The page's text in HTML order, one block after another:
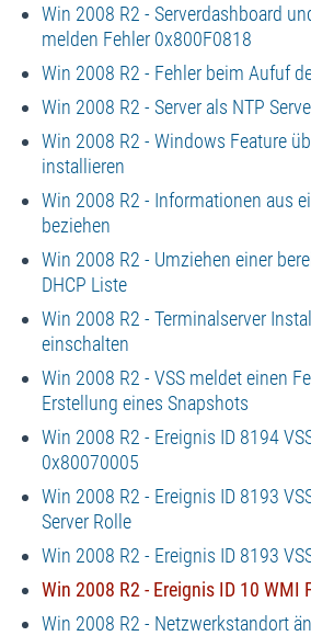
Win 2008 R2 - Serverdashboard
melden Fehler 0x800F0818
Win 2008 R2 - Fehler beim Aufuf
Win 2008 R2 - Server als NTP
Win 2008 R2 - Windows Feature
installieren
Win 2008 R2 - Informationen aus
beziehen
Win 2008 R2 - Umziehen einer
DHCP Liste
Win 2008 R2 - Terminalserver
einschalten
Win 2008 R2 - VSS meldet einen
Erstellung eines Snapshots
Win 2008 R2 - Ereignis ID 8194
0x80070005
Win 2008 R2 - Ereignis ID 8193
Server Rolle
Win 2008 R2 - Ereignis ID 8193
Win 2008 R2 - Ereignis ID 10 WMI
Win 2008 R2 - Netzwerkstandort